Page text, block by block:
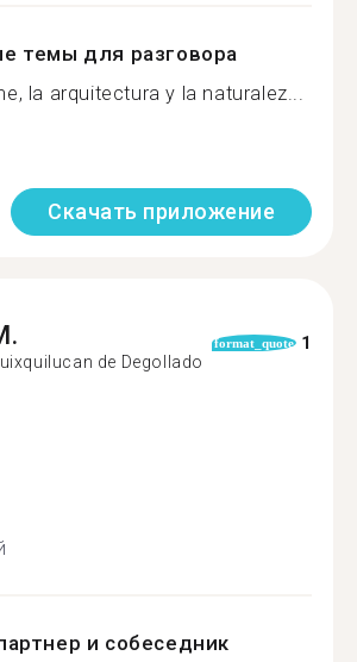
темы для разговора
la arquitectura y la naturalez...
Скачать приложение
de Degollado
format_quote 1
и собеседник